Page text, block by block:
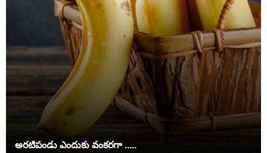
అరటిపండు ఎందుకు వంకరగా .....